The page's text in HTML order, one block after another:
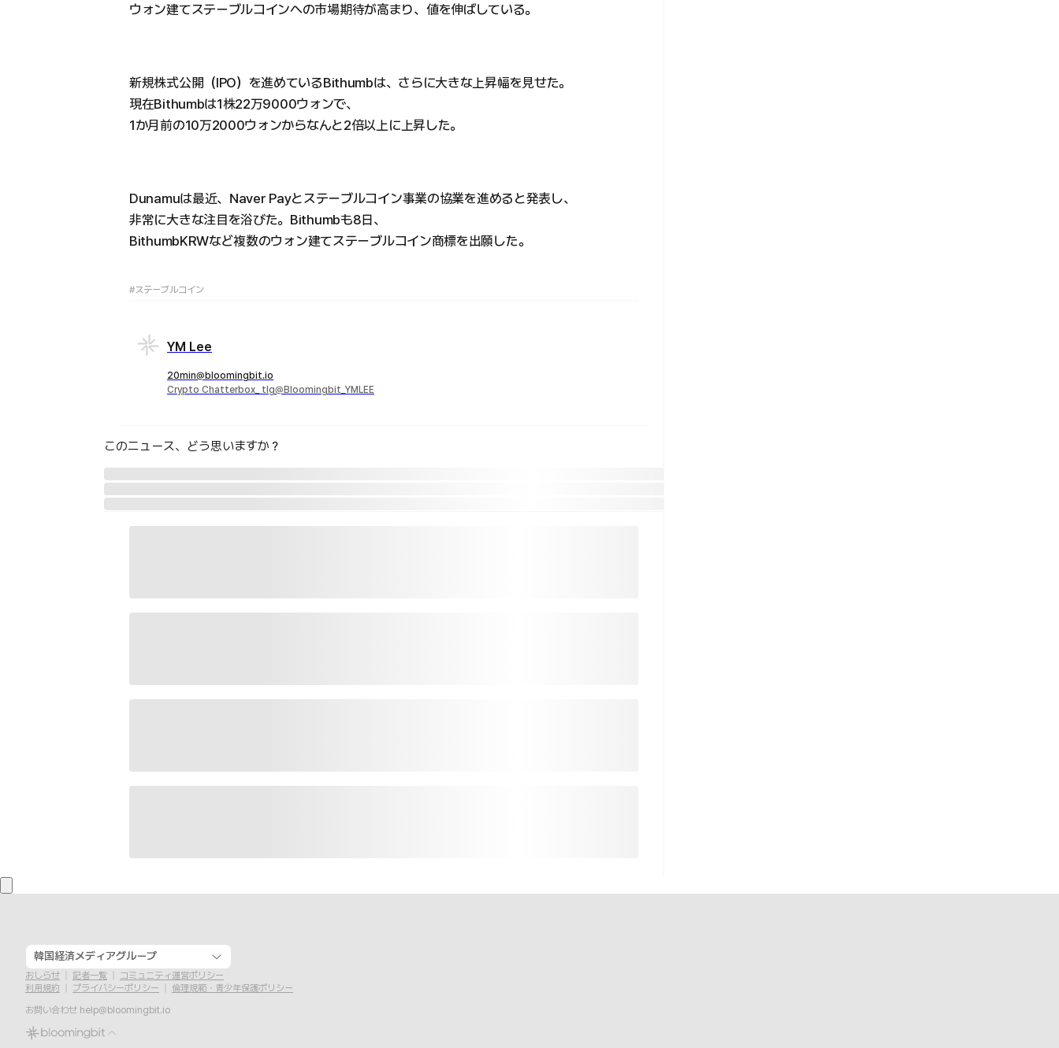
ウォン建てステーブルコインへの市場期待が高まり、値を伸ばしている。
新規株式公開（IPO）を進めているBithumbは、さらに大きな上昇幅を見せた。
現在Bithumbは1株22万9000ウォンで、
1か月前の10万2000ウォンからなんと2倍以上に上昇した。
Dunamuは最近、Naver Payとステーブルコイン事業の協業を進めると発表し、
非常に大きな注目を浴びた。Bithumbも8日、
BithumbKRWなど複数のウォン建てステーブルコイン商標を出願した。
#ステーブルコイン
YM Lee
20min@bloomingbit.io
Crypto Chatterbox_ tlg@Bloomingbit_YMLEE
このニュース、どう思いますか？
韓国経済メディアグループ
おしらせ 記者一覧
コミュニティ運営ポリシー
利用規約
プライバシーポリシー
倫理規範・青少年保護ポリシー
お問い合わせ help@bloomingbit.io